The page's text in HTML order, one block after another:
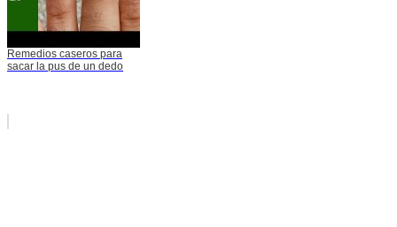
Remedios caseros para
sacar la pus de un dedo